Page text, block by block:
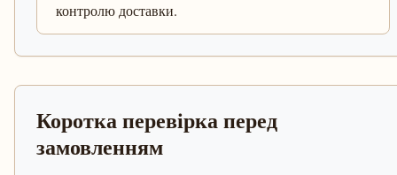
контролю доставки.
Коротка перевірка перед
замовленням